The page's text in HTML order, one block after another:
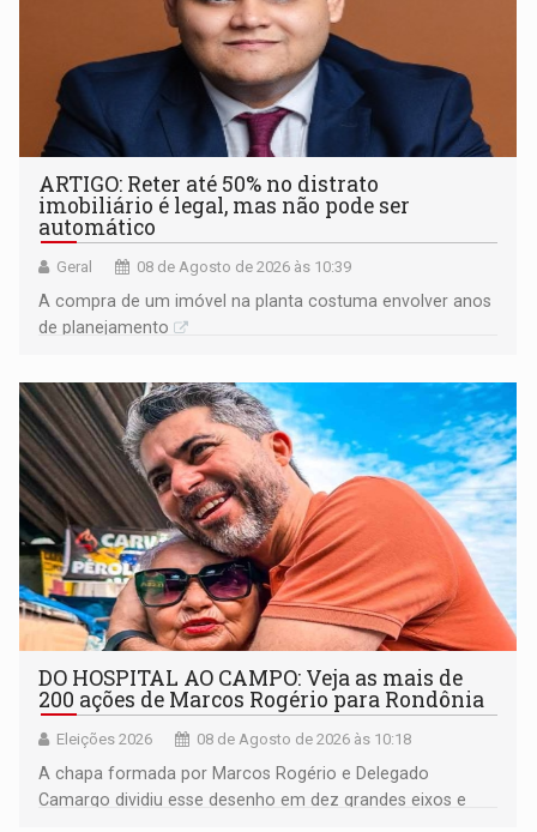
ARTIGO: Reter até 50% no distrato
imobiliário é legal, mas não pode ser
automático
Geral 08 de Agosto de 2026 às 10:39
A compra de um imóvel na planta costuma envolver anos
de planejamento
DO HOSPITAL AO CAMPO: Veja as mais de
200 ações de Marcos Rogério para Rondônia
Eleições 2026 08 de Agosto de 2026 às 10:18
A chapa formada por Marcos Rogério e Delegado
Camargo dividiu esse desenho em dez grandes eixos e